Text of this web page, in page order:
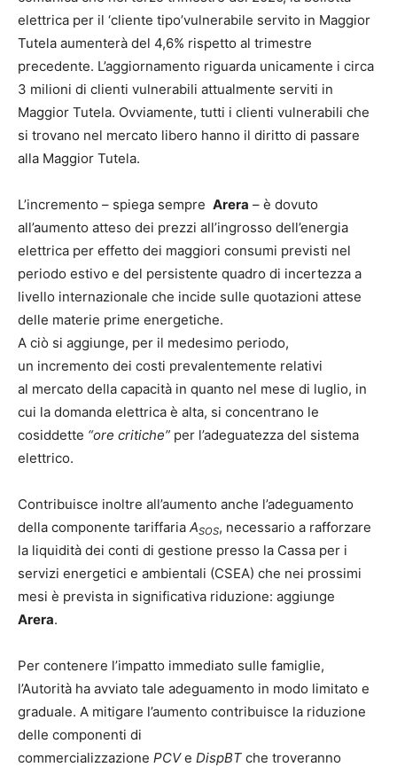
elettrica per il ‘cliente tipo’vulnerabile servito in Maggior
Tutela aumenterà del 4,6% rispetto al trimestre
precedente. L’aggiornamento riguarda unicamente i circa
3 milioni di clienti vulnerabili attualmente serviti in
Maggior Tutela. Ovviamente, tutti i clienti vulnerabili che
si trovano nel mercato libero hanno il diritto di passare
alla Maggior Tutela.
L’incremento – spiega sempre Arera – è dovuto
all’aumento atteso dei prezzi all’ingrosso dell’energia
elettrica per effetto dei maggiori consumi previsti nel
periodo estivo e del persistente quadro di incertezza a
livello internazionale che incide sulle quotazioni attese
delle materie prime energetiche.
A ciò si aggiunge, per il medesimo periodo,
un incremento dei costi prevalentemente relativi
al mercato della capacità in quanto nel mese di luglio, in
cui la domanda elettrica è alta, si concentrano le
cosiddette “ore critiche” per l’adeguatezza del sistema
elettrico.
Contribuisce inoltre all’aumento anche l’adeguamento
della componente tariffaria ASOS, necessario a rafforzare
la liquidità dei conti di gestione presso la Cassa per i
servizi energetici e ambientali (CSEA) che nei prossimi
mesi è prevista in significativa riduzione: aggiunge
Arera.
Per contenere l’impatto immediato sulle famiglie,
l’Autorità ha avviato tale adeguamento in modo limitato e
graduale. A mitigare l’aumento contribuisce la riduzione
delle componenti di
commercializzazione PCVe DispBT che troveranno